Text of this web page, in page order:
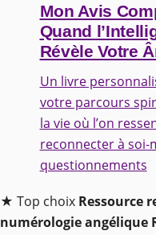
Mon Avis
Quand
Révèle Votre
Un livre
votre parcours
la vie où l’on
reconnecter à soi-
questionnements
★ Top choix Ressource
numérologie angélique